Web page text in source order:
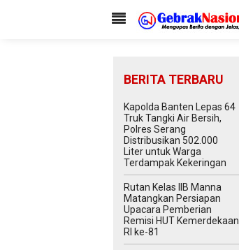
BERITA TERBARU
Kapolda Banten Lepas 64
Truk Tangki Air Bersih,
Polres Serang
Distribusikan 502.000
Liter untuk Warga
Terdampak Kekeringan
Rutan Kelas IIB Manna
Matangkan Persiapan
Upacara Pemberian
Remisi HUT Kemerdekaan
RI ke-81